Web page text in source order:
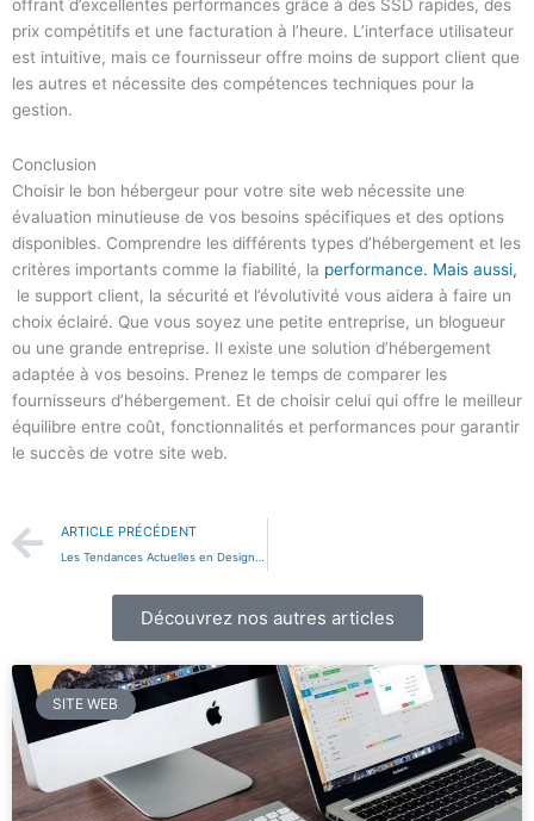
offrant d’excellentes performances grâce à des SSD rapides, des
prix compétitifs et une facturation à l’heure. L’interface utilisateur
est intuitive, mais ce fournisseur offre moins de support client que
les autres et nécessite des compétences techniques pour la
gestion.
Conclusion
Choisir le bon hébergeur pour votre site web nécessite une
évaluation minutieuse de vos besoins spécifiques et des options
disponibles. Comprendre les différents types d’hébergement et les
critères importants comme la fiabilité, la performance. Mais aussi,
le support client, la sécurité et l’évolutivité vous aidera à faire un
choix éclairé. Que vous soyez une petite entreprise, un blogueur
ou une grande entreprise. Il existe une solution d’hébergement
adaptée à vos besoins. Prenez le temps de comparer les
fournisseurs d’hébergement. Et de choisir celui qui offre le meilleur
équilibre entre coût, fonctionnalités et performances pour garantir
le succès de votre site web.
Précédent
ARTICLE PRÉCÉDENT
Découvrez nos autres articles
SITE WEB